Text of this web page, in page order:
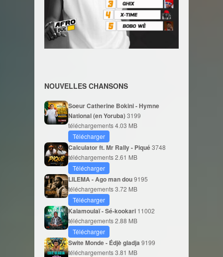
NOUVELLES CHANSONS
Soeur Catherine Bokini - Hymne
National (en Yoruba)3199
téléchargements4.03 MB
Télécharger
Calculator ft. Mr Rally - Piqué3748
téléchargements2.61 MB
Télécharger
LILEMA - Ago man dou9195
téléchargements3.72 MB
Télécharger
Kalamoulaï - Sé-kookari 11002
téléchargements2.88 MB
Télécharger
Swite Monde - Édjè gladja 9199
téléchargements3.81 MB